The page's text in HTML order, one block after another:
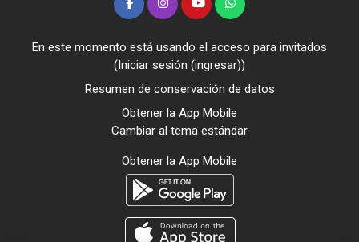
En este momento está usando el acceso para invitados
(Iniciar sesión (ingresar))
Resumen de conservación de datos
Obtener la App Mobile
Cambiar al tema estándar
Obtener la App Mobile